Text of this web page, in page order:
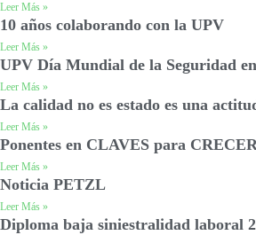
Leer Más »
10 años colaborando con la UPV
Leer Más »
UPV Día Mundial de la Seguridad
Leer Más »
La calidad no es estado es una
Leer Más »
Ponentes en CLAVES para
Leer Más »
Noticia PETZL
Leer Más »
Diploma baja siniestralidad laboral